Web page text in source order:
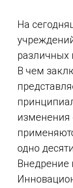
На
различных
В чем
изменения
одно
Внедрение